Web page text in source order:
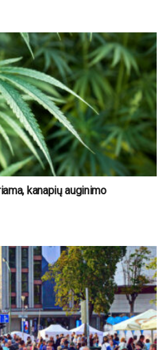
kanapių auginimo